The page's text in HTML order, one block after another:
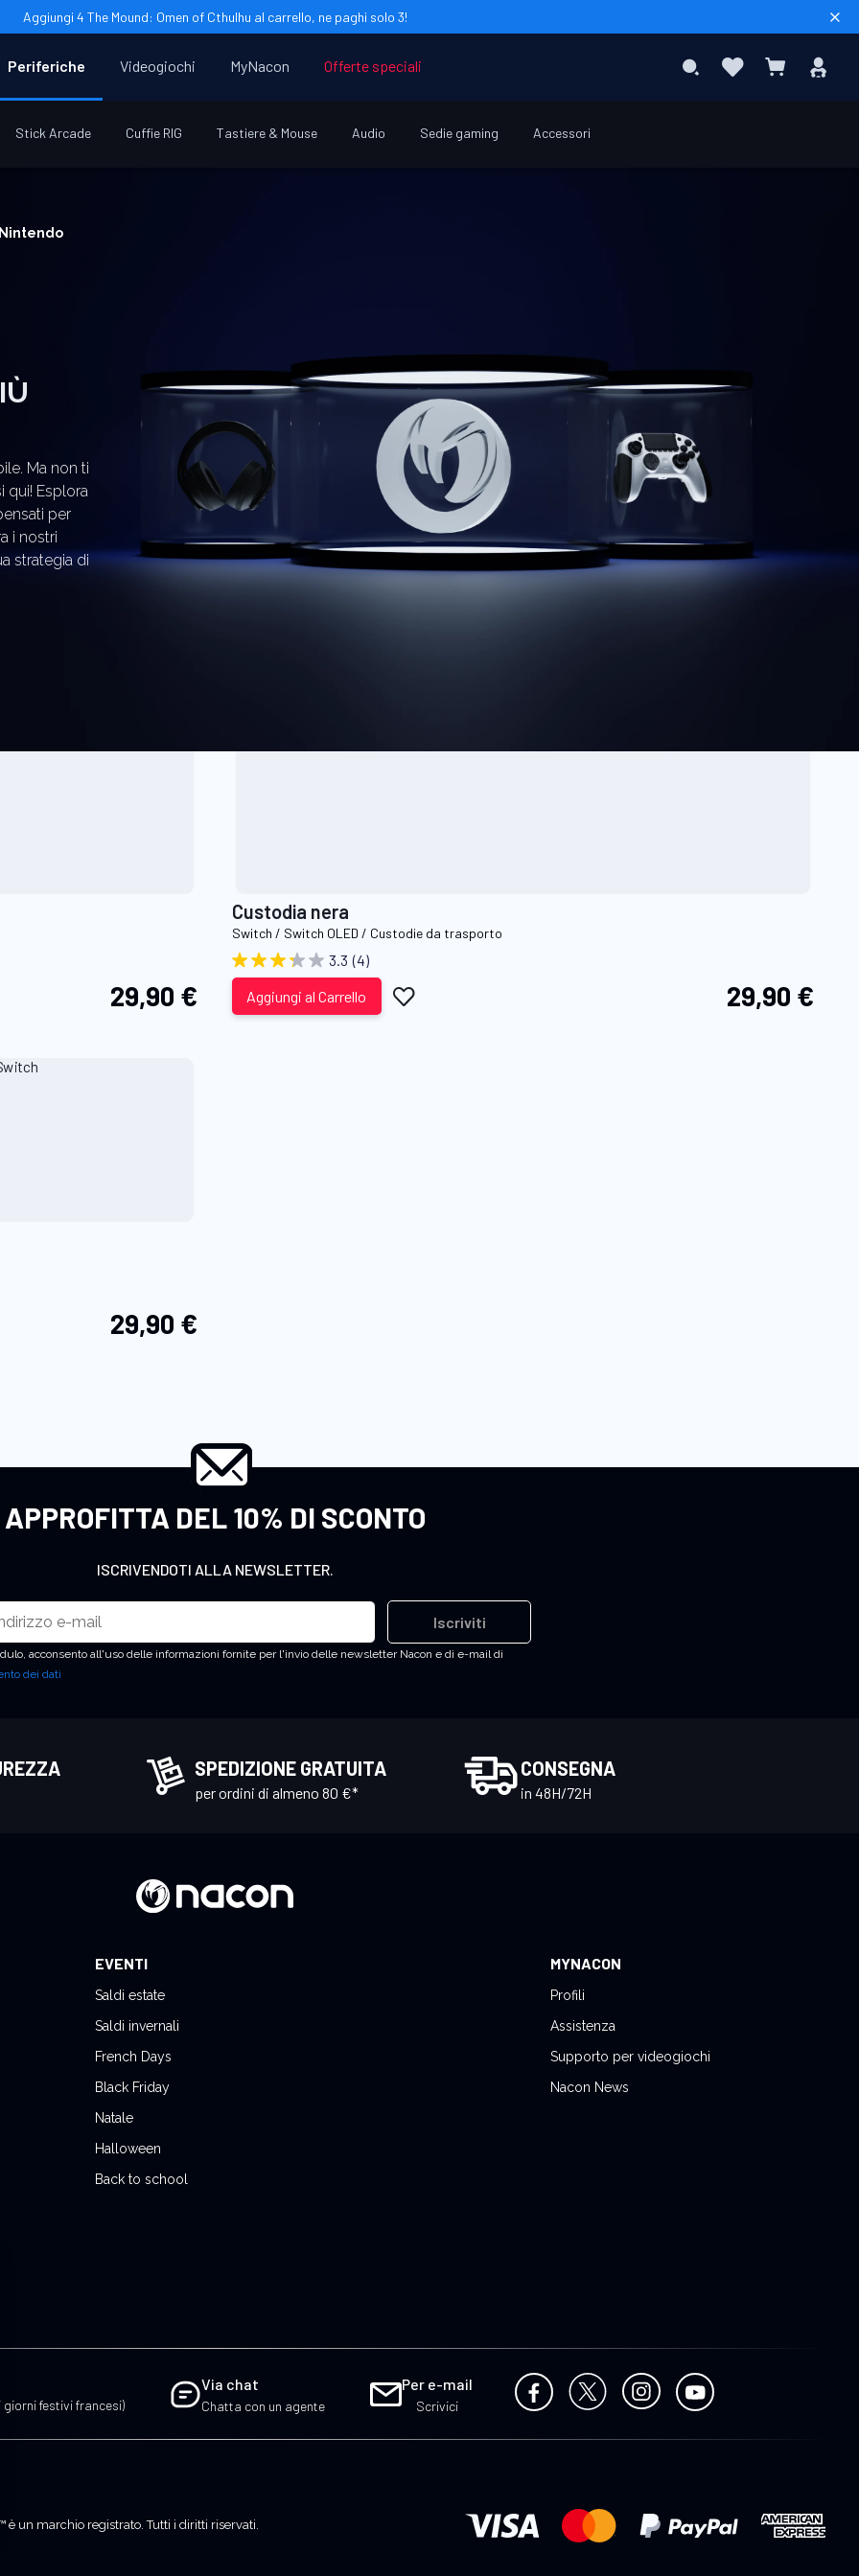
Aggiungi 4 The Mound: Omen of Cthulhu al carrello, ne paghi solo 3!
Periferiche
Stick Arcade Cuffie RIG Tastiere & Mouse Audio Sedie gaming Accessori
Videogiochi MyNacon Offerte speciali SearchPreferiti Carrello
Ma non ti
qui! Esplora
per
i nostri
strategia di
29,90 €
Custodia nera
Switch / Switch OLED / Custodie da trasporto
3.3 (4)
29,90 €
Aggiungi al Carrello
Aggiungi
29,90 €
APPROFITTA DEL 10% DI SCONTO
ISCRIVENDOTI ALLA NEWSLETTER.
acconsento all'uso delle informazioni fornite per l'invio delle newsletter Nacon e di e-mail di
dei dati
Iscriviti
SPEDIZIONE GRATUITA
per ordini di almeno 80 €*
CONSEGNA
in 48H/72H
EVENTI
Saldi estate
Saldi invernali
French Days
Black Friday
Natale
Halloween
Back to school
MYNACON
Profili
Assistenza
Supporto per videogiochi
Nacon News
giorni festivi francesi)
Via chat
Chatta con un agente
Per e-mail
Scrivici
è un marchio registrato. Tutti i diritti riservati.